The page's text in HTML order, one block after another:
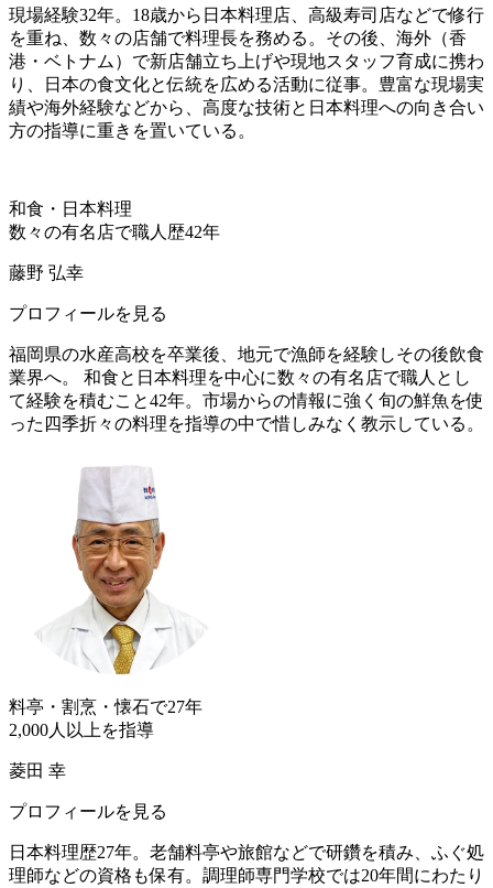
現場経験32年。18歳から日本料理店、高級寿司店などで修行
を重ね、数々の店舗で料理長を務める。その後、海外（香
港・ベトナム）で新店舗立ち上げや現地スタッフ育成に携わ
り、日本の食文化と伝統を広める活動に従事。豊富な現場実
績や海外経験などから、高度な技術と日本料理への向き合い
方の指導に重きを置いている。
和食・日本料理
数々の有名店で職人歴42年
藤野 弘幸
プロフィールを見る
福岡県の水産高校を卒業後、地元で漁師を経験しその後飲食
業界へ。 和食と日本料理を中心に数々の有名店で職人とし
て経験を積むこと42年。市場からの情報に強く旬の鮮魚を使
った四季折々の料理を指導の中で惜しみなく教示している。
料亭・割烹・懐石で27年
2,000人以上を指導
菱田 幸
プロフィールを見る
日本料理歴27年。老舗料亭や旅館などで研鑽を積み、ふぐ処
理師などの資格も保有。調理師専門学校では20年間にわたり